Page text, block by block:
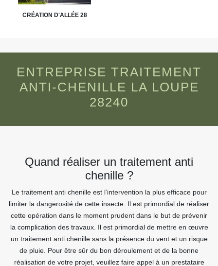
CRÉATION D'ALLÉE 28
ENTREPRISE TRAITEMENT
ANTI-CHENILLE LA LOUPE
28240
Quand réaliser un traitement anti
chenille ?
Le traitement anti chenille est l’intervention la plus efficace pour
limiter la dangerosité de cette insecte. Il est primordial de réaliser
cette opération dans le moment prudent dans le but de prévenir
la complication des travaux. Il est primordial de mettre en œuvre
un traitement anti chenille sans la présence du vent et un risque
de pluie. Pour être sûr du bon déroulement et de la bonne
réalisation de votre projet, veuillez faire appel à un prestataire